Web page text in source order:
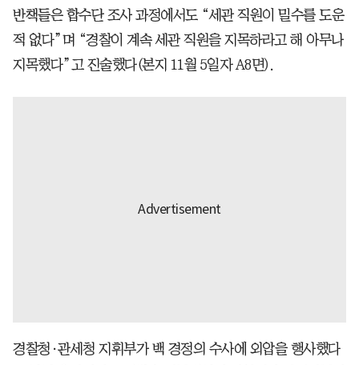
반책들은 합수단 조사 과정에서도 “세관 직원이 밀수를 도운
적 없다”며 “경찰이 계속 세관 직원을 지목하라고 해 아무나
지목했다”고 진술했다(본지 11월 5일자 A8면).
경찰청·관세청 지휘부가 백 경정의 수사에 외압을 행사했다